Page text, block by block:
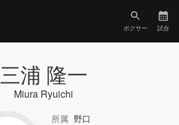
ボクサー 試合
三浦 隆一
Miura Ryuichi
所属 野口